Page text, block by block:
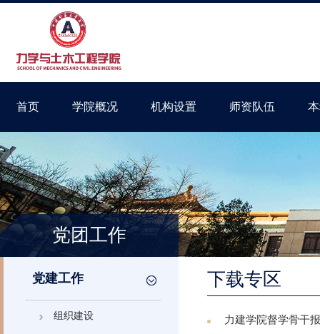
首页 学院概况 机构设置 师资队伍
党团工作
党建工作
组织建设
下载专区
力建学院督学骨干